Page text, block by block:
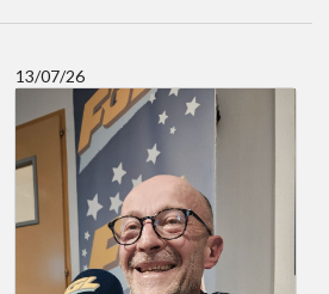
13/07/26